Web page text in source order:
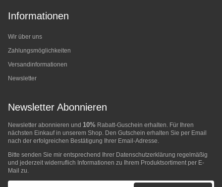
Informationen
Wir über uns
Zahlungsmöglichkeiten
Versandinformationen
Newsletter
Newsletter Abonnieren
Newsletter abonnieren und 10% Rabatt-Guschein erhalten. Für Ihren
nächsten Einkauf in unserem Shop. Den Gutschein erhalten Sie per Email
nach der erfolgreichen Bestätigung Ihrer Email-Adresse.
Bitte senden Sie mir entsprechend Ihrer Datenschutzerklärung regelmäßig
und jederzeit widerruflich Informationen zu Ihrem Produktsortiment per E-
Mail zu.